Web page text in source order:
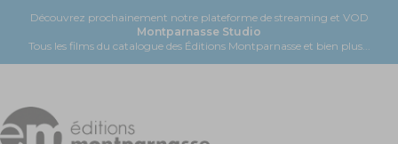
Découvrez prochainement notre plateforme de streaming et VOD
Montparnasse Studio
Tous les films du catalogue des Éditions Montparnasse et bien plus...